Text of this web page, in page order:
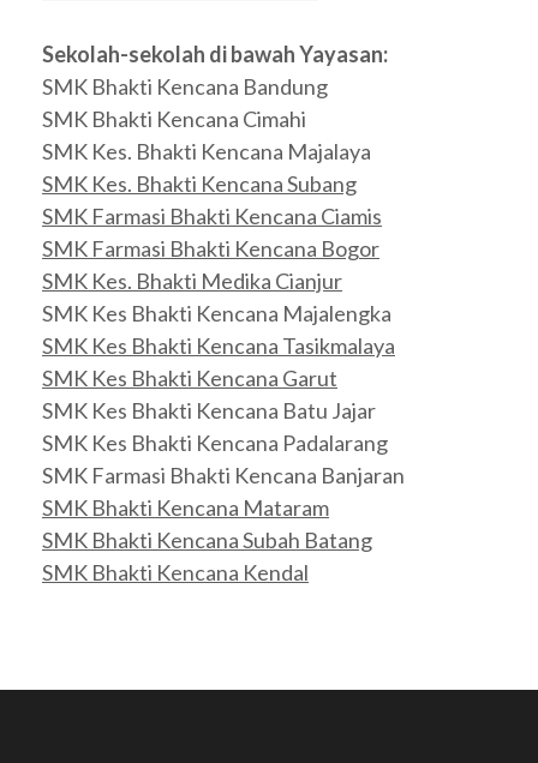
Sekolah-sekolah di bawah Yayasan:
SMK Bhakti Kencana Bandung
SMK Bhakti Kencana Cimahi
SMK Kes. Bhakti Kencana Majalaya
SMK Kes. Bhakti Kencana Subang
SMK Farmasi Bhakti Kencana Ciamis
SMK Farmasi Bhakti Kencana Bogor
SMK Kes. Bhakti Medika Cianjur
SMK Kes Bhakti Kencana Majalengka
SMK Kes Bhakti Kencana Tasikmalaya
SMK Kes Bhakti Kencana Garut
SMK Kes Bhakti Kencana Batu Jajar
SMK Kes Bhakti Kencana Padalarang
SMK Farmasi Bhakti Kencana Banjaran
SMK Bhakti Kencana Mataram
SMK Bhakti Kencana Subah Batang
SMK Bhakti Kencana Kendal